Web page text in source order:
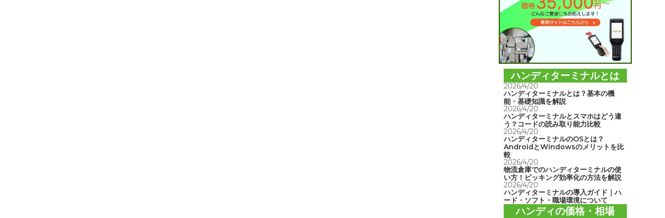
ハンディターミナルとは
2026/4/20
ハンディターミナルとは？基本の機
能・基礎知識を解説
2026/4/20
ハンディターミナルとスマホはどう違
う？コードの読み取り能力比較
2026/4/20
ハンディターミナルのOSとは？
AndroidとWindowsのメリットを比
較
2026/4/20
物流倉庫でのハンディターミナルの使
い方！ピッキング効率化の方法を解説
2026/4/20
ハンディターミナルの導入ガイド｜ハ
ード・ソフト・職場環境について
ハンディの価格・相場